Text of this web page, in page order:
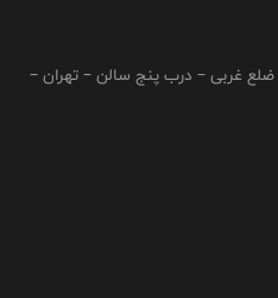
ضلع غربی – درب پنج سالن – تهران –